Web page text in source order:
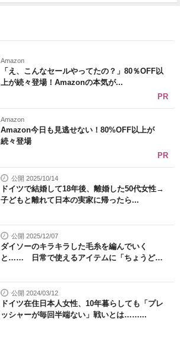
Amazon
「え、こんなセールやってたの？」80％OFF以
上が続々登場！Amazonの本気が...
PR
Amazon
Amazon今日も見逃せない！80%OFF以上が
続々登場
PR
公開 2025/10/14
ドイツで結婚して18年後、離婚した50代女性→
子どもと離れて日本の実家に帰ったら...
公開 2025/12/07
ダイソーのキラキラした毛糸を編んでいく
と…… 日常で使えるアイテムに「ちょうど
公開 2024/03/12
ドイツ在住日本人女性、10年暮らしても「プレ
ッシャーが毎回半端ない」戦いとは……...